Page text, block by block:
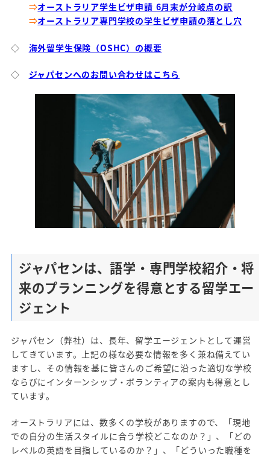
⇒オーストラリア学生ビザ申請 6月末が分岐点の訳
⇒オーストラリア専門学校の学生ビザ申請の落とし穴
◇ 海外留学生保険（OSHC）の概要
◇ ジャパセンへのお問い合わせはこちら
ジャパセンは、語学・専門学校紹介・将
来のプランニングを得意とする留学エー
ジェント
ジャパセン（弊社）は、長年、留学エージェントとして運営
してきています。上記の様な必要な情報を多く兼ね備えてい
ますし、その情報を基に皆さんのご希望に沿った適切な学校
ならびにインターンシップ・ボランティアの案内も得意とし
ています。
オーストラリアには、数多くの学校がありますので、「現地
での自分の生活スタイルに合う学校どこなのか？」、「どの
レベルの英語を目指しているのか？」、「どういった職種を